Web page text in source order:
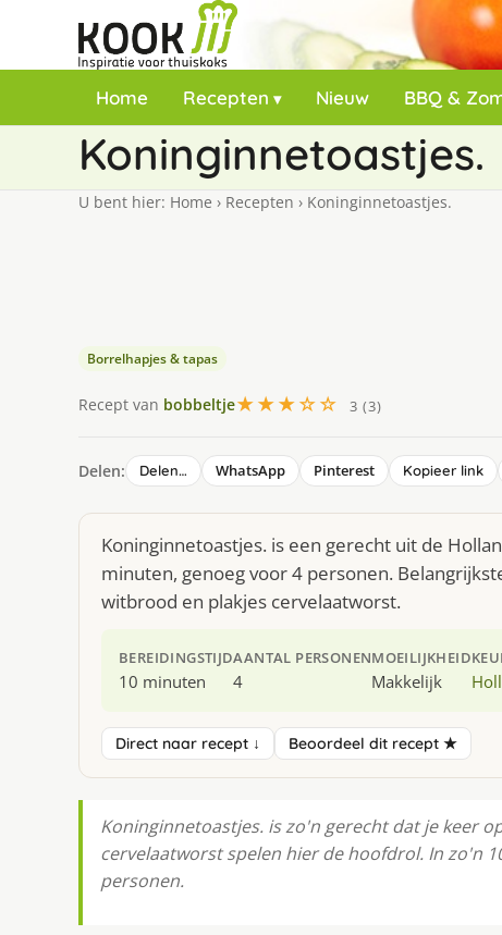
Home Recepten Nieuw BBQ &
Koninginnetoastjes.
U bent hier: Home › Recepten › Koninginnetoastjes.
Borrelhapjes & tapas
Recept van bobbeltje★★★☆☆ 3 (3)
Delen: Delen… WhatsApp Pinterest Kopieer link
Koninginnetoastjes. is een gerecht uit de
minuten, genoeg voor 4 personen.
witbrood en plakjes cervelaatworst.
BEREIDINGSTIJD
10 minuten
AANTAL PERSONEN
4
MOEILIJKHEID
Makkelijk
Direct naar recept ↓ Beoordeel dit recept ★
Koninginnetoastjes. is zo'n gerecht dat je keer
cervelaatworst spelen hier de hoofdrol. In zo'n
personen.